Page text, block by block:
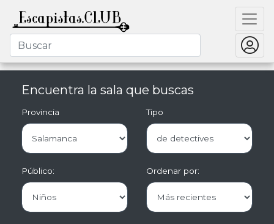
Encuentra la sala que buscas
Provincia Tipo
Público: Ordenar por: